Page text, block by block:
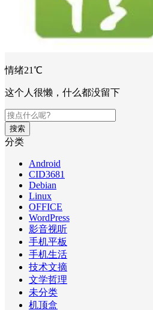
情绪21℃
这个人很懒，什么都没留下
搜索
分类
Android
CID3681
Debian
Linux
OFFICE
WordPress
影音视听
手机平板
手机生活
技术文摘
文学哲理
未分类
机顶盒